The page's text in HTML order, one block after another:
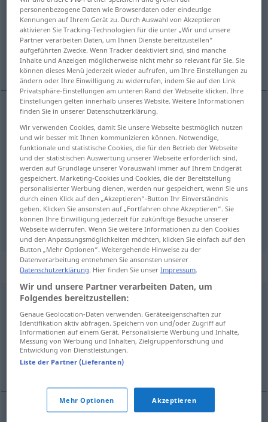
Übersicht aller Übersetzungen
(Für mehr Details die Übersetzung anklicken/antippen)
Taxi, Fiaker Führerstand, Führerhaus
Taxin cab
Fiakerm cab
Führerstandm cab of locomotive
Führerhausn cabof truck
„cab“: intransitive verb
cab [kæb]v/i <prätu.pperfcabbed
Übersicht aller Übersetzungen
(Für mehr Details die Übersetzung anklicken/antippen)
mit dem Taxi fahren
personenbezogene Daten wie Browserdaten oder eindeutige
Kennungen auf Ihrem Gerät zu. Durch Auswahl von Akzeptieren
aktivieren Sie Tracking-Technologien für die unter „Wir und unsere
Partner verarbeiten Daten, um Ihnen Dienste bereitzustellen“
aufgeführten Zwecke. Wenn Tracker deaktiviert sind, sind manche
Inhalte und Anzeigen möglicherweise nicht mehr so relevant für Sie. Sie
können dieses Menü jederzeit wieder aufrufen, um Ihre Einstellungen zu
ändern oder Ihre Einwilligung zu widerrufen, indem Sie auf den Link
Privatsphäre-Einstellungen am unteren Rand der Webseite klicken. Ihre
Einstellungen gelten innerhalb unseres Website. Weitere Informationen
finden Sie in unserer Datenschutzerklärung.
Wir verwenden Cookies, damit Sie unsere Webseite bestmöglich nutzen
und wir besser mit Ihnen kommunizieren können. Notwendige,
funktionale und statistische Cookies, die für den Betrieb der Webseite
und der statistischen Auswertung unserer Webseite erforderlich sind,
werden auf Grundlage unserer Vorauswahl immer auf Ihrem Endgerät
gespeichert. Marketing-Cookies und Cookies, die der Bereitstellung
personalisierter Werbung dienen, werden nur gespeichert, wenn Sie uns
durch einen Klick auf den „Akzeptieren“-Button Ihr Einverständnis
geben. Klicken Sie ansonsten auf „Fortfahren ohne Akzeptieren“. Sie
können Ihre Einwilligung jederzeit für zukünftige Besuche unserer
Webseite widerrufen. Wenn Sie weitere Informationen zu den Cookies
und den Anpassungsmöglichkeiten möchten, klicken Sie einfach auf den
Button „Mehr Optionen“. Weitergehende Hinweise zu der
Datenverarbeitung entnehmen Sie ansonsten unserer
Datenschutzerklärung. Hier finden Sie unserImpressum.
Wir und unsere Partner verarbeiten Daten, um
Folgendes bereitzustellen:
Genaue Geolocation-Daten verwenden. Geräteeigenschaften zur
Identifikation aktiv abfragen. Speichern von und/oder Zugriff auf
Informationen auf einem Gerät. Personalisierte Werbung und Inhalte,
Messung von Werbung und Inhalten, Zielgruppenforschung und
Entwicklung von Dienstleistungen.
Liste der Partner (Lieferanten)
Mehr Optionen Akzeptieren